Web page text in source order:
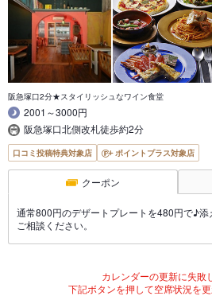
阪急塚口2分★スタイリッシュなワイン食堂
2001～3000円
阪急塚口北側改札徒歩約2分
口コミ投稿特典対象店 ポイントプラス対象店
クーポン
通常800円のデザートプレートを480円で♪添
ご相談ください。
カレンダーの更新に失敗
下記ボタンを押して空席状況を更